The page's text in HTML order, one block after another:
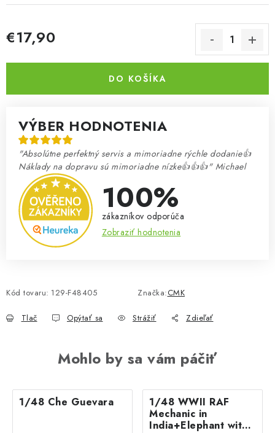
€17,90
DO KOŠÍKA
VÝBER HODNOTENIA
"Absolútne perfektný servis a mimoriadne rýchle dodanie👍
Náklady na dopravu sú mimoriadne nízke👍👍👍" Michael
100%
zákazníkov odporúča
Zobraziť hodnotenia
Kód tovaru: 129-F48405 Značka:CMK
Tlač Opýtať sa Strážiť Zdieľať
Mohlo by sa vám páčiť
1/48 Che Guevara
1/48 WWII RAF
Mechanic in
India+Elephant with